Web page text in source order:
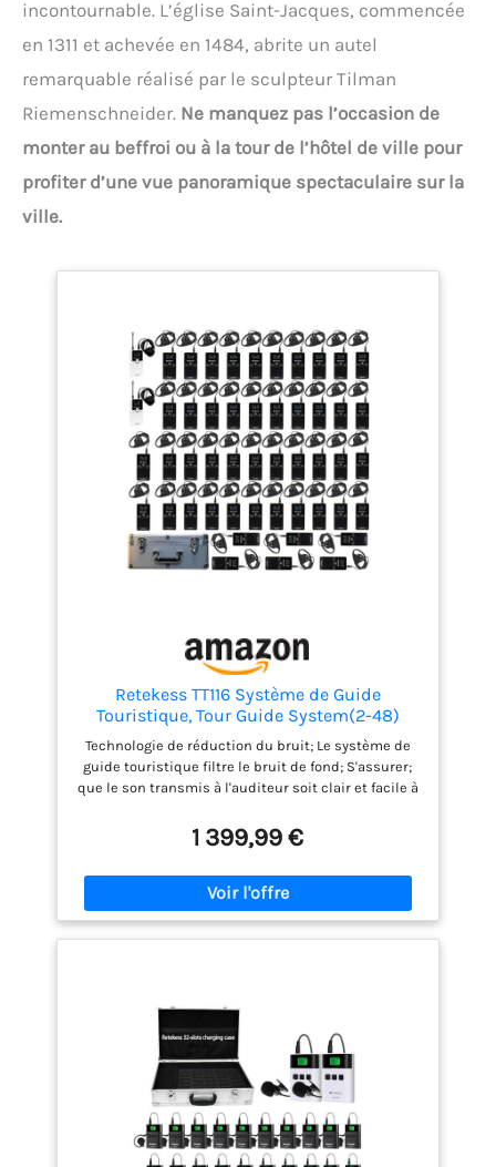
incontournable. L’église Saint-Jacques, commencée
en 1311 et achevée en 1484, abrite un autel
remarquable réalisé par le sculpteur Tilman
Riemenschneider. Ne manquez pas l’occasion de
monter au beffroi ou à la tour de l’hôtel de ville pour
profiter d’une vue panoramique spectaculaire sur la
ville.
Retekess TT116 Système de Guide
Touristique, Tour Guide System(2-48)
Technologie de réduction du bruit; Le système de
guide touristique filtre le bruit de fond; S'assurer;
que le son transmis à l'auditeur soit clair et facile à
public; Séparez votre public du bruit de fond Muet à
une touche; L'émetteur du guide touristique prend
en charge une fonction de sourdine à une touche; si
l'interprète judiciaire doit parler en privé ou
pendant une pause; Vous pouvez appuyer
brièvement sur le bouton d'alimentation; pour
1000 mAh pour plus de 10 heures de
fonctionnement; batterie remplaçable; même dans
un environnement extérieur; Tu ne dois pas
t'inquiéter; que la batterie est vide et affecte
l'efficacité du travail Verrouillage automatique; pour
éviter tout contact ou interférence accidentel;
L'émetteur et le récepteur sont automatiquement
1 399,99 €